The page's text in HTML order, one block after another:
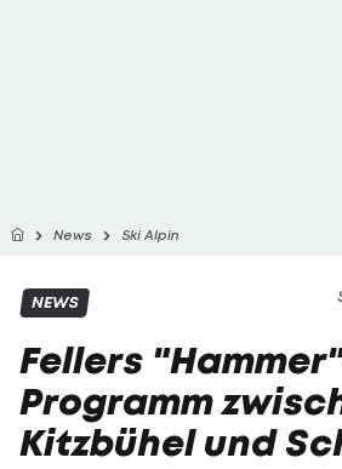
News Ski Alpin
NEWS
Fellers
Programm
Kitzbühel und